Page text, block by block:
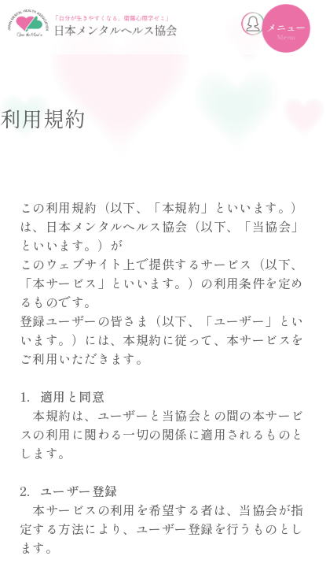
toggle
navigation
利用規約
この利用規約（以下、「本規約」といいます。）
は、日本メンタルヘルス協会（以下、「当協会」
といいます。）が
このウェブサイト上で提供するサービス（以下、
「本サービス」といいます。）の利用条件を定め
るものです。
登録ユーザーの皆さま（以下、「ユーザー」とい
います。）には、本規約に従って、本サービスを
ご利用いただきます。
1．適用と同意
本規約は、ユーザーと当協会との間の本サービ
スの利用に関わる一切の関係に適用されるものと
します。
2．ユーザー登録
本サービスの利用を希望する者は、当協会が指
定する方法により、ユーザー登録を行うものとし
ます。